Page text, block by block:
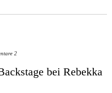
2
bei Rebekka